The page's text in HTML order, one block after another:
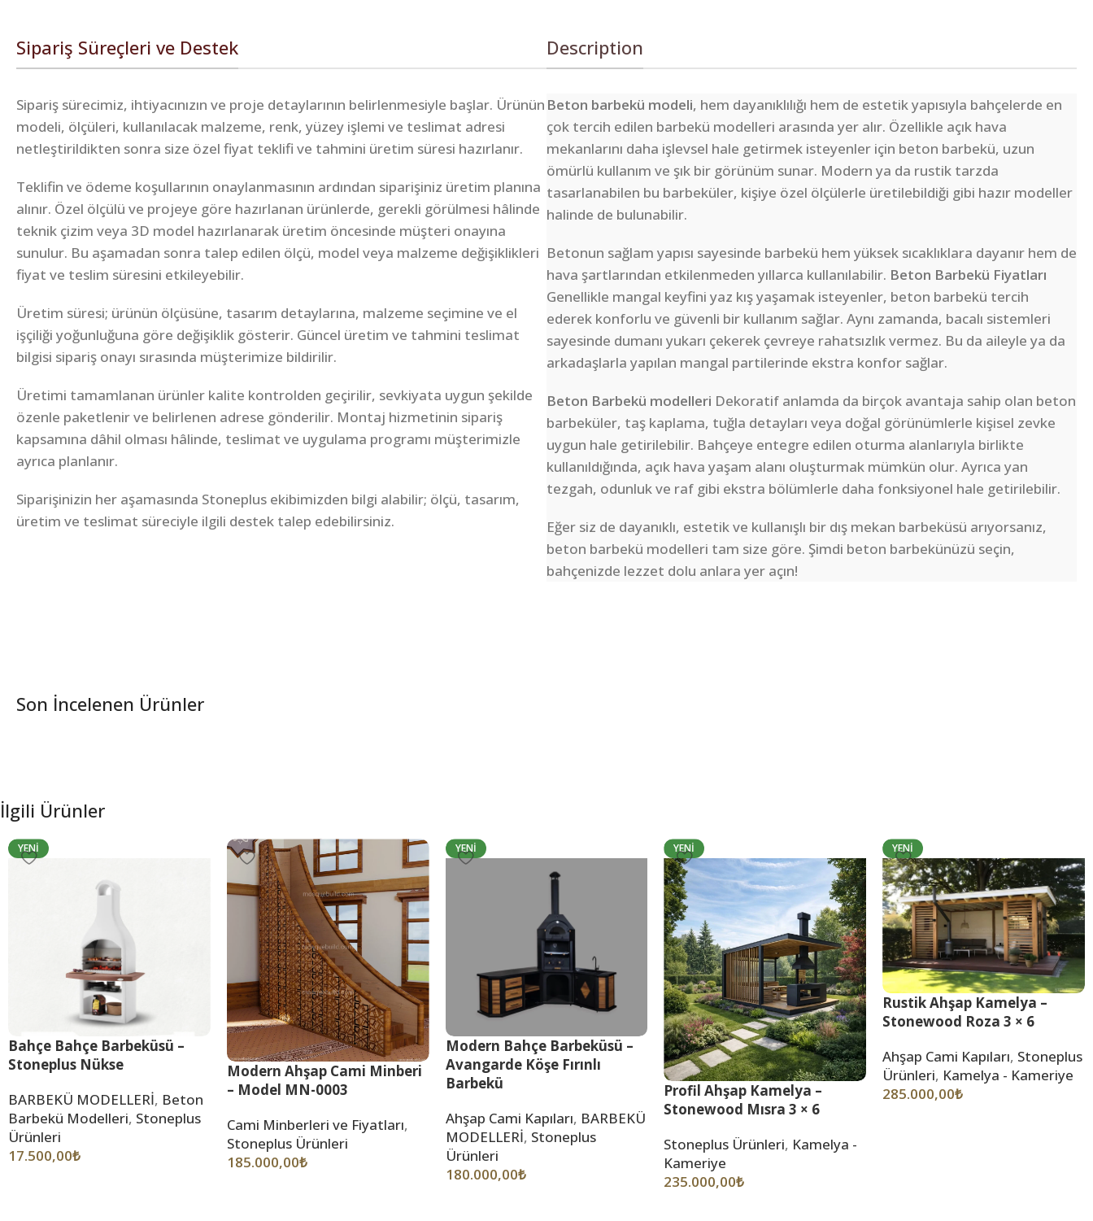
Sipariş Süreçleri ve Destek
Sipariş sürecimiz, ihtiyacınızın ve proje detaylarının belirlenmesiyle başlar. Ürünün
modeli, ölçüleri, kullanılacak malzeme, renk, yüzey işlemi ve teslimat adresi
netleştirildikten sonra size özel fiyat teklifi ve tahmini üretim süresi hazırlanır.
Teklifin ve ödeme koşullarının onaylanmasının ardından siparişiniz üretim planına
alınır. Özel ölçülü ve projeye göre hazırlanan ürünlerde, gerekli görülmesi hâlinde
teknik çizim veya 3D model hazırlanarak üretim öncesinde müşteri onayına
sunulur. Bu aşamadan sonra talep edilen ölçü, model veya malzeme değişiklikleri
fiyat ve teslim süresini etkileyebilir.
Üretim süresi; ürünün ölçüsüne, tasarım detaylarına, malzeme seçimine ve el
işçiliği yoğunluğuna göre değişiklik gösterir. Güncel üretim ve tahmini teslimat
bilgisi sipariş onayı sırasında müşterimize bildirilir.
Üretimi tamamlanan ürünler kalite kontrolden geçirilir, sevkiyata uygun şekilde
özenle paketlenir ve belirlenen adrese gönderilir. Montaj hizmetinin sipariş
kapsamına dâhil olması hâlinde, teslimat ve uygulama programı müşterimizle
ayrıca planlanır.
Siparişinizin her aşamasında Stoneplus ekibimizden bilgi alabilir; ölçü, tasarım,
üretim ve teslimat süreciyle ilgili destek talep edebilirsiniz.
Description
Beton barbekü modeli, hem dayanıklılığı hem de estetik yapısıyla bahçelerde en
çok tercih edilen barbekü modelleri arasında yer alır. Özellikle açık hava
mekanlarını daha işlevsel hale getirmek isteyenler için beton barbekü, uzun
ömürlü kullanım ve şık bir görünüm sunar. Modern ya da rustik tarzda
tasarlanabilen bu barbeküler, kişiye özel ölçülerle üretilebildiği gibi hazır modeller
halinde de bulunabilir.
Betonun sağlam yapısı sayesinde barbekü hem yüksek sıcaklıklara dayanır hem de
hava şartlarından etkilenmeden yıllarca kullanılabilir. Beton Barbekü Fiyatları
Genellikle mangal keyfini yaz kış yaşamak isteyenler, beton barbekü tercih
ederek konforlu ve güvenli bir kullanım sağlar. Aynı zamanda, bacalı sistemleri
sayesinde dumanı yukarı çekerek çevreye rahatsızlık vermez. Bu da aileyle ya da
arkadaşlarla yapılan mangal partilerinde ekstra konfor sağlar.
Beton Barbekü modelleri Dekoratif anlamda da birçok avantaja sahip olan beton
barbeküler, taş kaplama, tuğla detayları veya doğal görünümlerle kişisel zevke
uygun hale getirilebilir. Bahçeye entegre edilen oturma alanlarıyla birlikte
kullanıldığında, açık hava yaşam alanı oluşturmak mümkün olur. Ayrıca yan
tezgah, odunluk ve raf gibi ekstra bölümlerle daha fonksiyonel hale getirilebilir.
Eğer siz de dayanıklı, estetik ve kullanışlı bir dış mekan barbeküsü arıyorsanız,
beton barbekü modelleri tam size göre. Şimdi beton barbekünüzü seçin,
bahçenizde lezzet dolu anlara yer açın!
Son İncelenen Ürünler
İlgili Ürünler
YENI
Bahçe Bahçe Barbeküsü –
Stoneplus Nükse
BARBEKÜ MODELLERİ, Beton
Barbekü Modelleri, Stoneplus
Ürünleri
17.500,00₺
Modern Ahşap Cami Minberi
– Model MN-0003
Cami Minberleri ve Fiyatları,
Stoneplus Ürünleri
185.000,00₺
YENI
Modern Bahçe Barbeküsü –
Avangarde Köşe Fırınlı
Barbekü
Ahşap Cami Kapıları, BARBEKÜ
MODELLERİ, Stoneplus
Ürünleri
180.000,00₺
YENI
Profil Ahşap Kamelya –
Stonewood Mısra 3 × 6
Stoneplus Ürünleri, Kamelya -
Kameriye
235.000,00₺
YENI
Rustik Ahşap Kamelya –
Stonewood Roza 3 × 6
Ahşap Cami Kapıları, Stoneplus
Ürünleri, Kamelya - Kameriye
285.000,00₺